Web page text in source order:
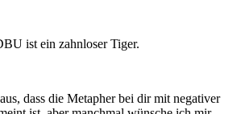
ist ein zahnloser Tiger.
dass die Metapher bei dir mit negativer